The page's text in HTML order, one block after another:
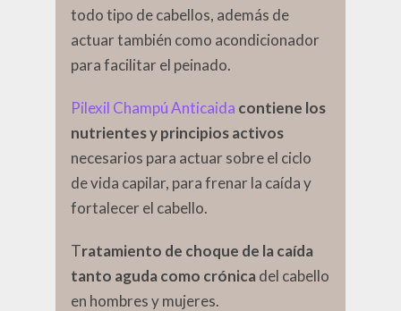
todo tipo de cabellos, además de
actuar también como acondicionador
para facilitar el peinado.
Pilexil Champú Anticaida contiene los
nutrientes y principios activos
necesarios para actuar sobre el ciclo
de vida capilar, para frenar la caída y
fortalecer el cabello.
Tratamiento de choque de la caída
tanto aguda como crónicadel cabello
en hombres y mujeres.